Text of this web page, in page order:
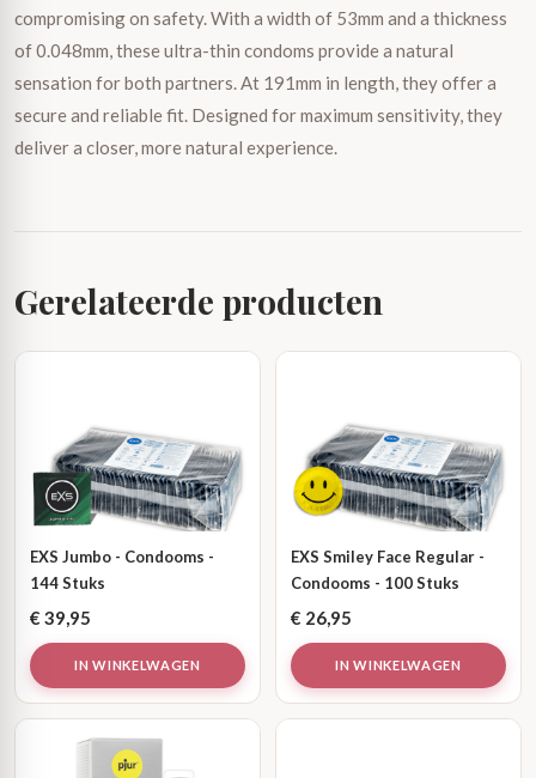
compromising on safety. With a width of 53mm and a thickness
of 0.048mm, these ultra-thin condoms provide a natural
sensation for both partners. At 191mm in length, they offer a
secure and reliable fit. Designed for maximum sensitivity, they
deliver a closer, more natural experience.
Gerelateerde producten
EXS Jumbo - Condooms -
144 Stuks
€ 39,95
IN WINKELWAGEN
EXS Smiley Face Regular -
Condooms - 100 Stuks
€ 26,95
IN WINKELWAGEN